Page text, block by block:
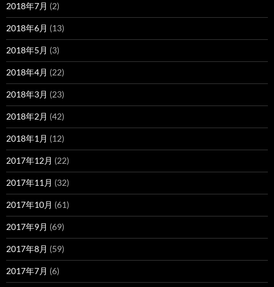
2018年7月 (2)
2018年6月 (13)
2018年5月 (3)
2018年4月 (22)
2018年3月 (23)
2018年2月 (42)
2018年1月 (12)
2017年12月 (22)
2017年11月 (32)
2017年10月 (61)
2017年9月 (69)
2017年8月 (59)
2017年7月 (6)